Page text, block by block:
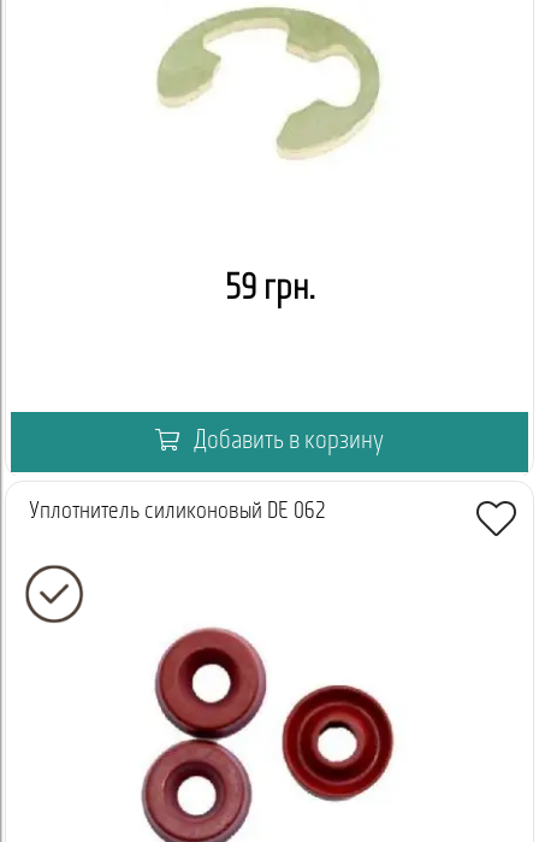
59 грн.
Добавить в корзину
Уплотнитель силиконовый DE 062